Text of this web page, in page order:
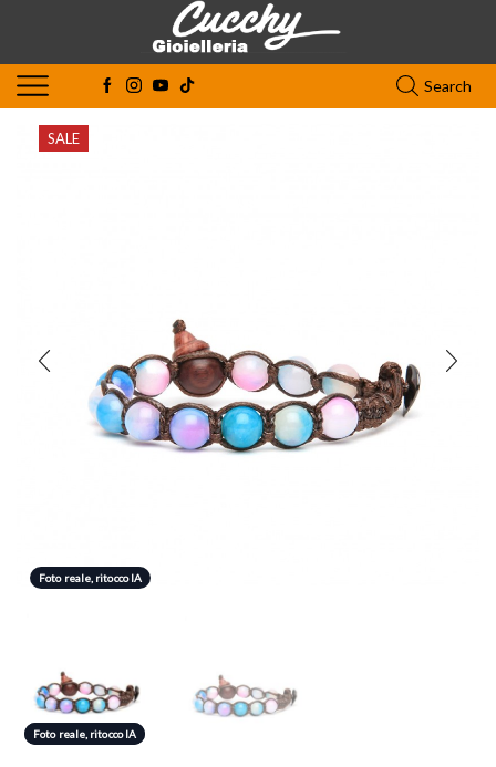
Search
SALE
Foto reale, ritocco IA
Foto reale, ritocco IA
Foto reale, ritocco IA